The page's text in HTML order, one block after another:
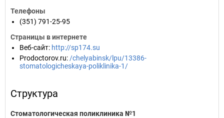
Телефоны
(351) 791-25-95
Страницы в интернете
Веб-сайт: http://sp174.su
Prodoctorov.ru: /chelyabinsk/lpu/13386-
stomatologicheskaya-poliklinika-1/
Структура
Стоматологическая поликлиника №1